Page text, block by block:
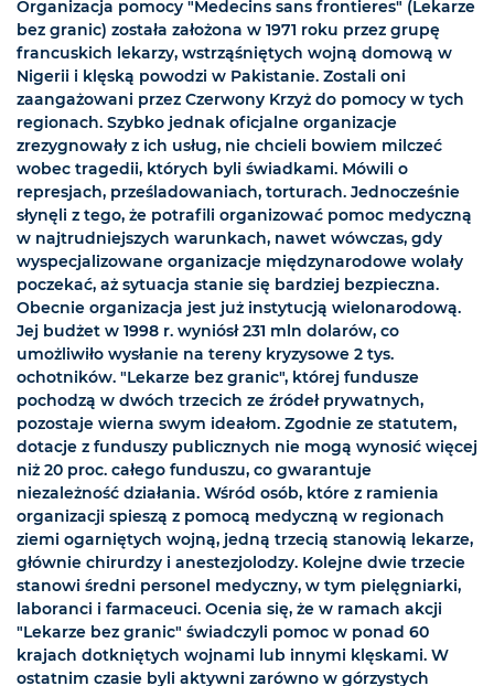
Organizacja pomocy "Medecins sans frontieres" (Lekarze
bez granic) została założona w 1971 roku przez grupę
francuskich lekarzy, wstrząśniętych wojną domową w
Nigerii i klęską powodzi w Pakistanie. Zostali oni
zaangażowani przez Czerwony Krzyż do pomocy w tych
regionach. Szybko jednak oficjalne organizacje
zrezygnowały z ich usług, nie chcieli bowiem milczeć
wobec tragedii, których byli świadkami. Mówili o
represjach, prześladowaniach, torturach. Jednocześnie
słynęli z tego, że potrafili organizować pomoc medyczną
w najtrudniejszych warunkach, nawet wówczas, gdy
wyspecjalizowane organizacje międzynarodowe wolały
poczekać, aż sytuacja stanie się bardziej bezpieczna.
Obecnie organizacja jest już instytucją wielonarodową.
Jej budżet w 1998 r. wyniósł 231 mln dolarów, co
umożliwiło wysłanie na tereny kryzysowe 2 tys.
ochotników. "Lekarze bez granic", której fundusze
pochodzą w dwóch trzecich ze źródeł prywatnych,
pozostaje wierna swym ideałom. Zgodnie ze statutem,
dotacje z funduszy publicznych nie mogą wynosić więcej
niż 20 proc. całego funduszu, co gwarantuje
niezależność działania. Wśród osób, które z ramienia
organizacji spieszą z pomocą medyczną w regionach
ziemi ogarniętych wojną, jedną trzecią stanowią lekarze,
głównie chirurdzy i anestezjolodzy. Kolejne dwie trzecie
stanowi średni personel medyczny, w tym pielęgniarki,
laboranci i farmaceuci. Ocenia się, że w ramach akcji
"Lekarze bez granic" świadczyli pomoc w ponad 60
krajach dotkniętych wojnami lub innymi klęskami. W
ostatnim czasie byli aktywni zarówno w górzystych